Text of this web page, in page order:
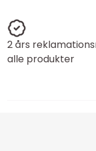
2 års
alle produkter